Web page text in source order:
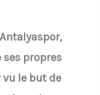
propres
le but de